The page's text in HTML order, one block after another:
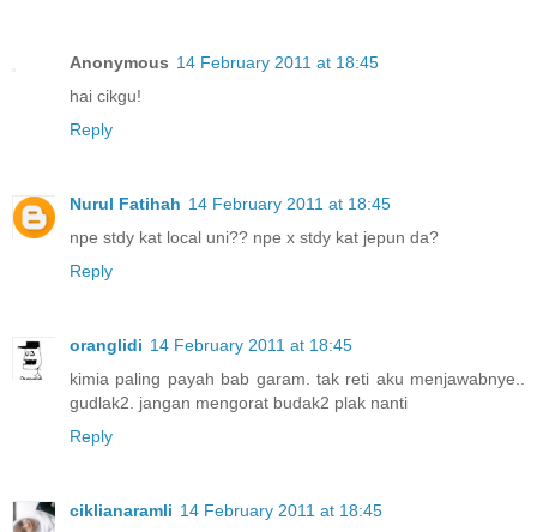
Anonymous 14 February 2011 at 18:45
hai cikgu!
Reply
Nurul Fatihah 14 February 2011 at 18:45
npe stdy kat local uni?? npe x stdy kat jepun da?
Reply
oranglidi 14 February 2011 at 18:45
kimia paling payah bab garam. tak reti aku menjawabnye..
gudlak2. jangan mengorat budak2 plak nanti
Reply
ciklianaramli 14 February 2011 at 18:45